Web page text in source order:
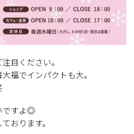
目ください。
福でインパクトも大。
ですよ◎
おります。